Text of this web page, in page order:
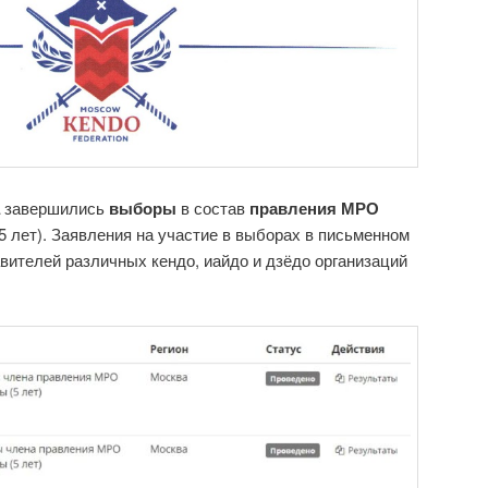
завершились выборы в состав правления МРО
лет). Заявления на участие в выборах в письменном
различных кендо, иайдо и дзёдо организаций